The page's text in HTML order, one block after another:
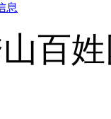
息
百